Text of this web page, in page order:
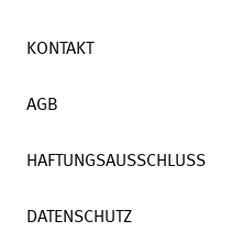
KONTAKT
AGB
HAFTUNGSAUSSCHLUSS
DATENSCHUTZ